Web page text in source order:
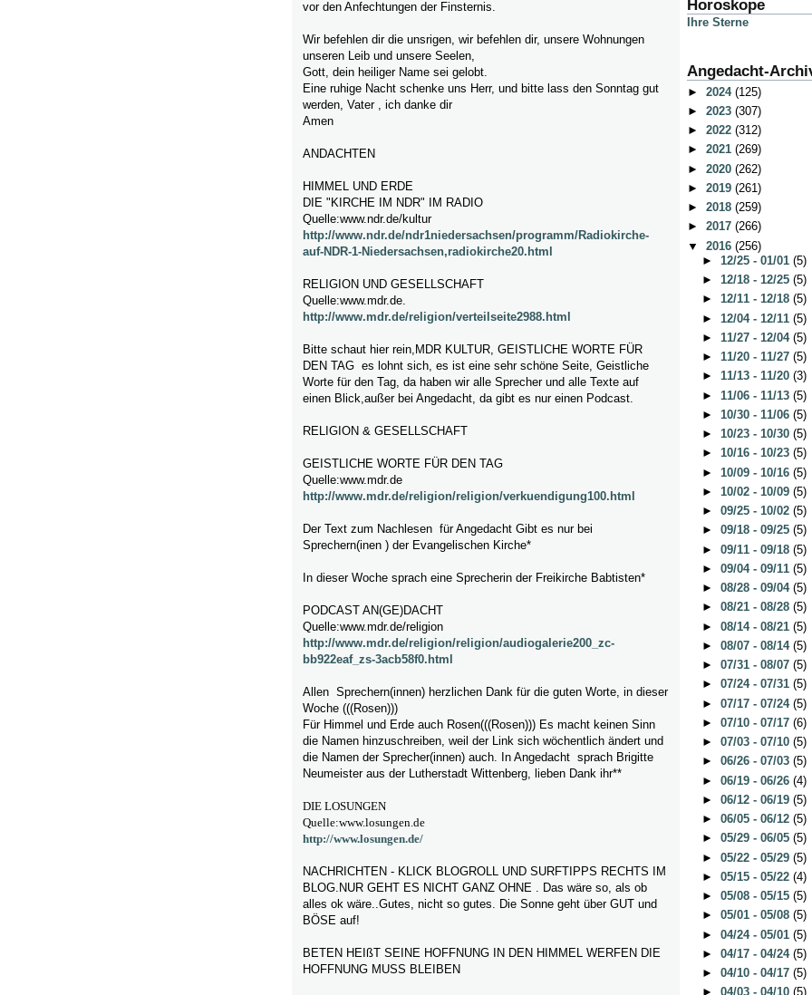
vor den Anfechtungen der Finsternis.
Wir befehlen dir die unsrigen, wir befehlen dir, unsere Wohnungen
unseren Leib und unsere Seelen,
Gott, dein heiliger Name sei gelobt.
Eine ruhige Nacht schenke uns Herr, und bitte lass den Sonntag gut
werden, Vater , ich danke dir
Amen
ANDACHTEN
HIMMEL UND ERDE
DIE "KIRCHE IM NDR" IM RADIO
Quelle:www.ndr.de/kultur
http://www.ndr.de/ndr1niedersachsen/programm/Radiokirche-
auf-NDR-1-Niedersachsen,radiokirche20.html
RELIGION UND GESELLSCHAFT
Quelle:www.mdr.de.
http://www.mdr.de/religion/verteilseite2988.html
Bitte schaut hier rein,MDR KULTUR, GEISTLICHE WORTE FÜR
DEN TAG es lohnt sich, es ist eine sehr schöne Seite, Geistliche
Worte für den Tag, da haben wir alle Sprecher und alle Texte auf
einen Blick,außer bei Angedacht, da gibt es nur einen Podcast.
RELIGION & GESELLSCHAFT
GEISTLICHE WORTE FÜR DEN TAG
Quelle:www.mdr.de
http://www.mdr.de/religion/religion/verkuendigung100.html
Der Text zum Nachlesen für Angedacht Gibt es nur bei
Sprechern(inen ) der Evangelischen Kirche*
In dieser Woche sprach eine Sprecherin der Freikirche Babtisten*
PODCAST AN(GE)DACHT
Quelle:www.mdr.de/religion
http://www.mdr.de/religion/religion/audiogalerie200_zc-
bb922eaf_zs-3acb58f0.html
Allen Sprechern(innen) herzlichen Dank für die guten Worte, in dieser
Woche (((Rosen)))
Für Himmel und Erde auch Rosen(((Rosen))) Es macht keinen Sinn
die Namen hinzuschreiben, weil der Link sich wöchentlich ändert und
die Namen der Sprecher(innen) auch. In Angedacht sprach Brigitte
Neumeister aus der Lutherstadt Wittenberg, lieben Dank ihr**
DIE LOSUNGEN
Quelle:www.losungen.de
http://www.losungen.de/
NACHRICHTEN - KLICK BLOGROLL UND SURFTIPPS RECHTS IM
BLOG.NUR GEHT ES NICHT GANZ OHNE . Das wäre so, als ob
alles ok wäre..Gutes, nicht so gutes. Die Sonne geht über GUT und
BÖSE auf!
BETEN HEIßT SEINE HOFFNUNG IN DEN HIMMEL WERFEN DIE
HOFFNUNG MUSS BLEIBEN
Horoskope
Ihre Sterne
Angedacht-
► 2024 (125)
► 2023 (307)
► 2022 (312)
► 2021 (269)
► 2020 (262)
► 2019 (261)
► 2018 (259)
► 2017 (266)
▼ 2016 (256)
► 12/25 - 01/01 (5)
► 12/18 - 12/25 (5)
► 12/11 - 12/18 (5)
► 12/04 - 12/11 (5)
► 11/27 - 12/04 (5)
► 11/20 - 11/27 (5)
► 11/13 - 11/20 (3)
► 11/06 - 11/13 (5)
► 10/30 - 11/06 (5)
► 10/23 - 10/30 (5)
► 10/16 - 10/23 (5)
► 10/09 - 10/16 (5)
► 10/02 - 10/09 (5)
► 09/25 - 10/02 (5)
► 09/18 - 09/25 (5)
► 09/11 - 09/18 (5)
► 09/04 - 09/11 (5)
► 08/28 - 09/04 (5)
► 08/21 - 08/28 (5)
► 08/14 - 08/21 (5)
► 08/07 - 08/14 (5)
► 07/31 - 08/07 (5)
► 07/24 - 07/31 (5)
► 07/17 - 07/24 (5)
► 07/10 - 07/17 (6)
► 07/03 - 07/10 (5)
► 06/26 - 07/03 (5)
► 06/19 - 06/26 (4)
► 06/12 - 06/19 (5)
► 06/05 - 06/12 (5)
► 05/29 - 06/05 (5)
► 05/22 - 05/29 (5)
► 05/15 - 05/22 (4)
► 05/08 - 05/15 (5)
► 05/01 - 05/08 (5)
► 04/24 - 05/01 (5)
► 04/17 - 04/24 (5)
► 04/10 - 04/17 (5)
► 04/03 - 04/10 (5)